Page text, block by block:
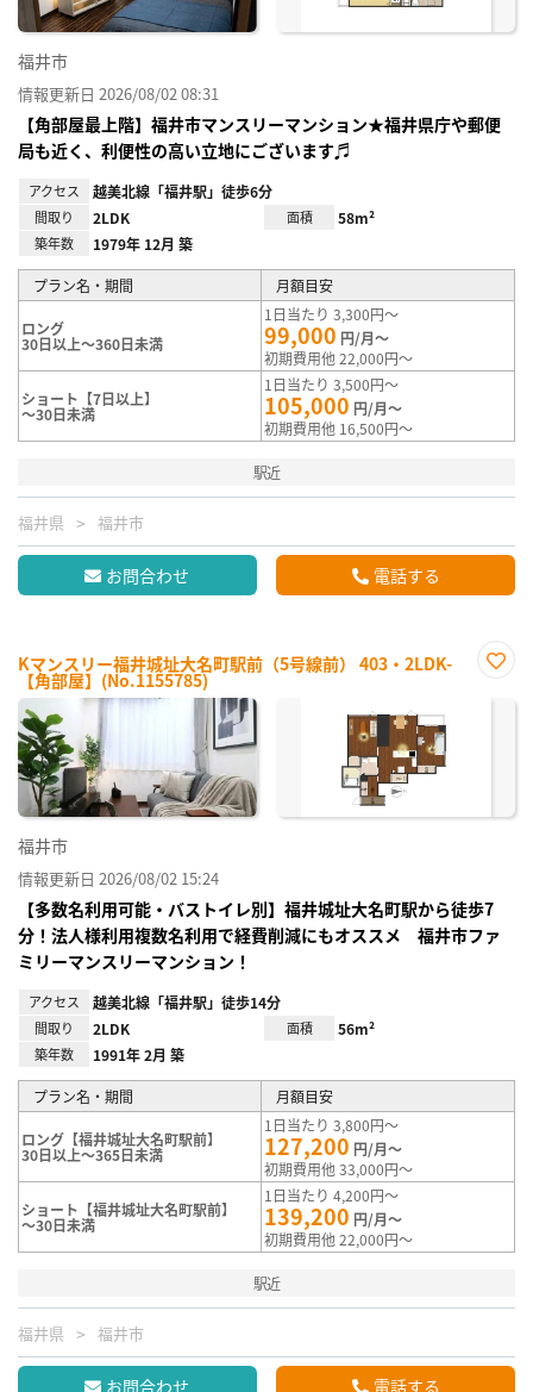
福井市
情報更新日 2026/08/02 08:31
【角部屋最上階】福井市マンスリーマンション★福井県庁や郵便
局も近く、利便性の高い立地にございます♬
アクセス 越美北線「福井駅」徒歩6分
間取り 2LDK 面積 58m²
築年数 1979年 12月 築
プラン名・期間 月額目安
ロング
30日以上～360日未満
1日当たり 3,300円～
99,000 円/月～
初期費用他 22,000円～
ショート【7日以上】
～30日未満
1日当たり 3,500円～
105,000 円/月～
初期費用他 16,500円～
駅近
福井県 福井市
お問合わせ 電話する
Kマンスリー福井城址大名町駅前（5号線前） 403・2LDK-
【角部屋】(No.1155785)
に入
福井市
情報更新日 2026/08/02 15:24
【多数名利用可能・バストイレ別】福井城址大名町駅から徒歩7
分！法人様利用複数名利用で経費削減にもオススメ 福井市ファ
ミリーマンスリーマンション！
アクセス 越美北線「福井駅」徒歩14分
間取り 2LDK 面積 56m²
築年数 1991年 2月 築
プラン名・期間 月額目安
ロング【福井城址大名町駅前】
30日以上～365日未満
1日当たり 3,800円～
127,200 円/月～
初期費用他 33,000円～
ショート【福井城址大名町駅前】
～30日未満
1日当たり 4,200円～
139,200 円/月～
初期費用他 22,000円～
駅近
福井県 福井市
お問合わせ 電話する